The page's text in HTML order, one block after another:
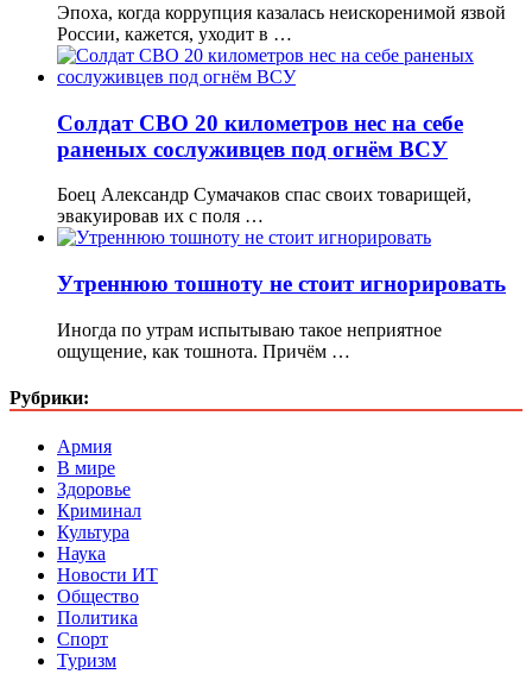
Эпоха, когда коррупция казалась неискоренимой язвой
России, кажется, уходит в …
Солдат СВО 20 километров нес на себе
раненых сослуживцев под огнём ВСУ
Боец Александр Сумачаков спас своих товарищей,
эвакуировав их с поля …
Утреннюю тошноту не стоит игнорировать
Иногда по утрам испытываю такое неприятное
ощущение, как тошнота. Причём …
Рубрики:
Армия
В мире
Здоровье
Криминал
Культура
Наука
Новости ИТ
Общество
Политика
Спорт
Туризм